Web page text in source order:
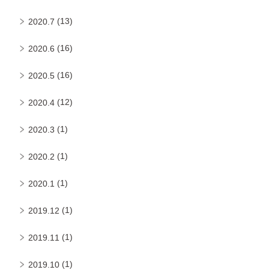
2020.7 (13)
2020.6 (16)
2020.5 (16)
2020.4 (12)
2020.3 (1)
2020.2 (1)
2020.1 (1)
2019.12 (1)
2019.11 (1)
2019.10 (1)